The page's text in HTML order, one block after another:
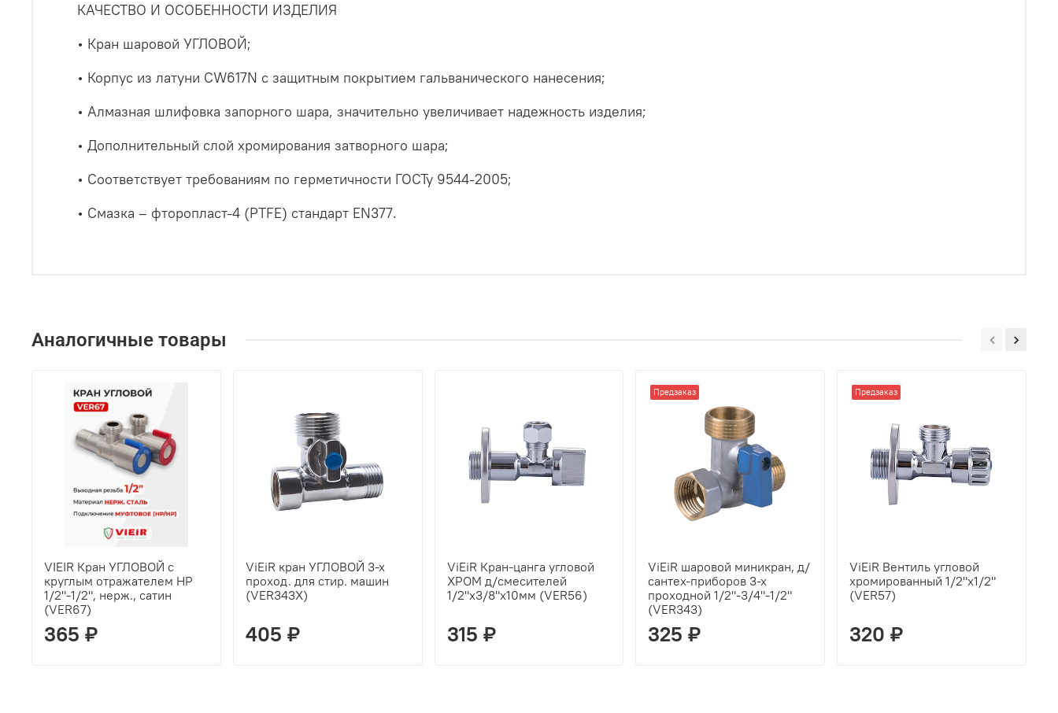
КАЧЕСТВО И ОСОБЕННОСТИ ИЗДЕЛИЯ
• Кран шаровой УГЛОВОЙ;
• Корпус из латуни CW617N с защитным покрытием гальванического нанесения;
• Алмазная шлифовка запорного шара, значительно увеличивает надежность изделия;
• Дополнительный слой хромирования затворного шара;
• Соответствует требованиям по герметичности ГОСТу 9544-2005;
• Смазка – фторопласт-4 (PTFE) стандарт EN377.
Аналогичные товары
VIEIR Кран УГЛОВОЙ с
круглым отражателем НР
1/2"-1/2", нерж., сатин
(VER67)
365 ₽
ViEiR кран УГЛОВОЙ 3-х
проход. для стир. машин
(VER343X)
405 ₽
ViEiR Кран-цанга угловой
ХРОМ д/смесителей
1/2"х3/8"х10мм (VER56)
315 ₽
Предзаказ
ViEiR шаровой миникран, д/
сантех-приборов 3-х
проходной 1/2"-3/4"-1/2"
(VER343)
325 ₽
Предзаказ
ViEiR Вентиль угловой
хромированный 1/2"х1/2"
(VER57)
320 ₽